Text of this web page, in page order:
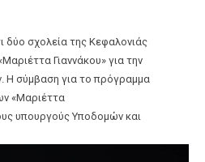
δύο σχολεία της Κεφαλονιάς
Γιαννάκου» για την
«Μαριέττα
υπουργούς Υποδομών και